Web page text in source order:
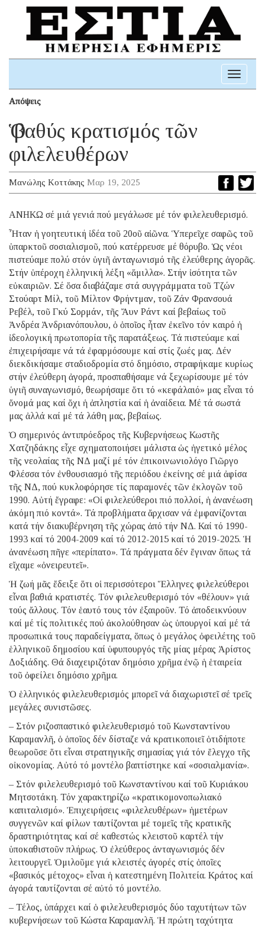
Toggle
Απόψεις
Ὁ βαθύς κρατισμός τῶν
φιλελευθέρων
Μανώλης Κοττάκης Μαρ 19, 2025
ΑΝΗΚΩ σέ μιά γενιά πού μεγάλωσε μέ τόν φιλελευθερισμό.
Ἦταν ἡ γοητευτική ἰδέα τοῦ 20oῦ αἰῶνα. Ὑπερεῖχε σαφῶς τοῦ
ὑπαρκτοῦ σοσιαλισμοῦ, πού κατέρρευσε μέ θόρυβο. Ὡς νέοι
πιστεύαμε πολύ στόν ὑγιῆ ἀνταγωνισμό τῆς ἐλεύθερης ἀγορᾶς.
Στήν ὑπέροχη ἑλληνική λέξη «ἅμιλλα». Στήν ἰσότητα τῶν
εὐκαιριῶν. Σέ ὅσα διαβάζαμε στά συγγράμματα τοῦ Τζών
Στούαρτ Μίλ, τοῦ Μίλτον Φρήντμαν, τοῦ Ζάν Φρανσουά
Ρεβέλ, τοῦ Γκύ Σορμάν, τῆς Ἄυν Ράντ καί βεβαίως τοῦ
Ἀνδρέα Ἀνδριανόπουλου, ὁ ὁποῖος ἦταν ἐκεῖνο τόν καιρό ἡ
ἰδεολογική πρωτοπορία τῆς παρατάξεως. Τά πιστεύαμε καί
ἐπιχειρήσαμε νά τά ἐφαρμόσουμε καί στίς ζωές μας. Δέν
διεκδικήσαμε σταδιοδρομία στό δημόσιο, στραφήκαμε κυρίως
στήν ἐλεύθερη ἀγορά, προσπαθήσαμε νά ξεχωρίσουμε μέ τόν
ὑγιῆ συναγωνισμό, θεωρήσαμε ὅτι τό «κεφάλαιό» μας εἶναι τό
ὄνομά μας καί ὄχι ἡ ἀπληστία καί ἡ ἀναίδεια. Μέ τά σωστά
μας ἀλλά καί μέ τά λάθη μας, βεβαίως.
Ὁ σημερινός ἀντιπρόεδρος τῆς Κυβερνήσεως Κωστῆς
Χατζηδάκης εἶχε σχηματοποιήσει μάλιστα ὡς ἡγετικό μέλος
τῆς νεολαίας τῆς ΝΔ μαζί μέ τόν ἐπικοινωνιολόγο Γιῶργο
Φλέσσα τόν ἐνθουσιασμό τῆς περιόδου ἐκείνης σέ μιά ἀφίσα
τῆς ΝΔ, πού κυκλοφόρησε τίς παραμονές τῶν ἐκλογῶν τοῦ
1990. Αὐτή ἔγραφε: «Οἱ φιλελεύθεροι πιό πολλοί, ἡ ἀνανέωση
ἀκόμη πιό κοντά». Τά προβλήματα ἄρχισαν νά ἐμφανίζονται
κατά τήν διακυβέρνηση τῆς χώρας ἀπό τήν ΝΔ. Καί τό 1990-
1993 καί τό 2004-2009 καί τό 2012-2015 καί τό 2019-2025. Ἡ
ἀνανέωση πῆγε «περίπατο». Τά πράγματα δέν ἔγιναν ὅπως τά
εἴχαμε «ὀνειρευτεῖ».
Ἡ ζωή μᾶς ἔδειξε ὅτι οἱ περισσότεροι Ἕλληνες φιλελεύθεροι
εἶναι βαθιά κρατιστές. Τόν φιλελευθερισμό τόν «θέλουν» γιά
τούς ἄλλους. Τόν ἑαυτό τους τόν ἐξαιροῦν. Τό ἀποδεικνύουν
καί μέ τίς πολιτικές πού ἀκολούθησαν ὡς ὑπουργοί καί μέ τά
προσωπικά τους παραδείγματα, ὅπως ὁ μεγάλος ὀφειλέτης τοῦ
ἑλληνικοῦ δημοσίου καί ὑφυπουργός τῆς μίας μέρας Ἀρίστος
Δοξιάδης. Θά διαχειριζόταν δημόσιο χρῆμα ἐνῷ ἡ ἑταιρεία
τοῦ ὀφείλει δημόσιο χρῆμα.
Ὁ ἑλληνικός φιλελευθερισμός μπορεῖ νά διαχωριστεῖ σέ τρεῖς
μεγάλες συνιστῶσες.
– Στόν ριζοσπαστικό φιλελευθερισμό τοῦ Κωνσταντίνου
Καραμανλῆ, ὁ ὁποῖος δέν δίσταζε νά κρατικοποιεῖ ὁτιδήποτε
θεωροῦσε ὅτι εἶναι στρατηγικῆς σημασίας γιά τόν ἔλεγχο τῆς
οἰκονομίας. Αὐτό τό μοντέλο βαπτίστηκε καί «σοσιαλμανία».
– Στόν φιλελευθερισμό τοῦ Κωνσταντίνου καί τοῦ Κυριάκου
Μητσοτάκη. Τόν χαρακτηρίζω «κρατικομονοπωλιακό
καπιταλισμό». Ἐπιχειρήσεις «φιλελευθέρων» ἡμετέρων
συγγενῶν καί φίλων ταυτίζονται μέ τομεῖς τῆς κρατικῆς
δραστηριότητας καί σέ καθεστώς κλειστοῦ καρτέλ τήν
ὑποκαθιστοῦν πλήρως. Ὁ ἐλεύθερος ἀνταγωνισμός δέν
λειτουργεῖ. Ὁμιλοῦμε γιά κλειστές ἀγορές στίς ὁποῖες
«βασικός μέτοχος» εἶναι ἡ κατεστημένη Πολιτεία. Κράτος καί
ἀγορά ταυτίζονται σέ αὐτό τό μοντέλο.
– Τέλος, ὑπάρχει καί ὁ φιλελευθερισμός δύο ταχυτήτων τῶν
κυβερνήσεων τοῦ Κώστα Καραμανλῆ. Ἡ πρώτη ταχύτητα